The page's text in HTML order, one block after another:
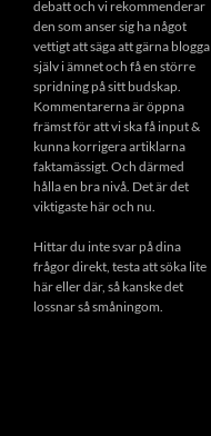
debatt och vi rekommenderar
den som anser sig ha något
vettigt att säga att gärna blogga
själv i ämnet och få en större
spridning på sitt budskap.
Kommentarerna är öppna
främst för att vi ska få input &
kunna korrigera artiklarna
faktamässigt. Och därmed
hålla en bra nivå. Det är det
viktigaste här och nu.
Hittar du inte svar på dina
frågor direkt, testa att söka lite
här eller där, så kanske det
lossnar så småningom.